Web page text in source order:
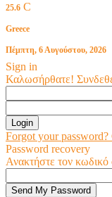
25.6 C
Greece
Πέμπτη, 6 Αυγούστου, 2026
Sign in
Καλωσήρθατε!
Forgot your password?
Password recovery
Ανακτήστε τον κωδικό